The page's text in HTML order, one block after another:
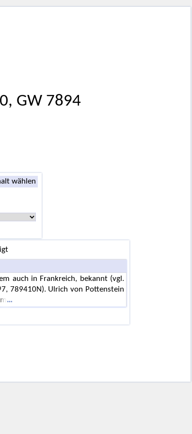
GW 7894
wählen
auch in Frankreich, bekannt (vgl.
789410N). Ulrich von Pottenstein